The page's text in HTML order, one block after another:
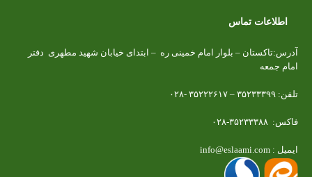
اطلاعات تماس
آدرس:تاکستان – بلوار امام خمینی ره – ابتدای خیابان شهید مطهری دفتر
امام جمعه
تلفن: ۳۵۲۳۳۳۹۹ – ۳۵۲۲۲۶۱۷ -۰۲۸
فاکس: ۳۵۲۳۳۳۸۸-۰۲۸
ایمیل : info@eslaami.com